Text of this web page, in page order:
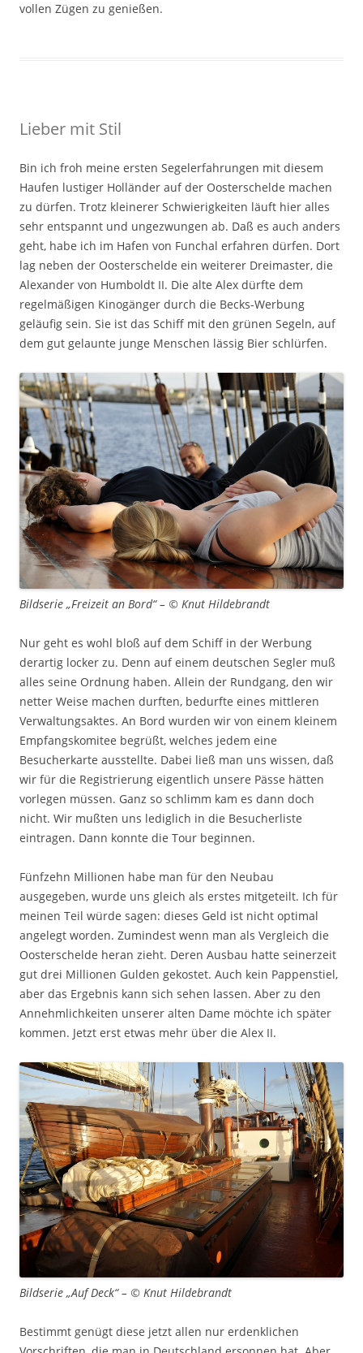
vollen Zügen zu genießen.
Lieber mit Stil
Bin ich froh meine ersten Segelerfahrungen mit diesem
Haufen lustiger Holländer auf der Oosterschelde machen
zu dürfen. Trotz kleinerer Schwierigkeiten läuft hier alles
sehr entspannt und ungezwungen ab. Daß es auch anders
geht, habe ich im Hafen von Funchal erfahren dürfen. Dort
lag neben der Oosterschelde ein weiterer Dreimaster, die
Alexander von Humboldt II. Die alte Alex dürfte dem
regelmäßigen Kinogänger durch die Becks-Werbung
geläufig sein. Sie ist das Schiff mit den grünen Segeln, auf
dem gut gelaunte junge Menschen lässig Bier schlürfen.
Bildserie „Freizeit an Bord“ – © Knut Hildebrandt
Nur geht es wohl bloß auf dem Schiff in der Werbung
derartig locker zu. Denn auf einem deutschen Segler muß
alles seine Ordnung haben. Allein der Rundgang, den wir
netter Weise machen durften, bedurfte eines mittleren
Verwaltungsaktes. An Bord wurden wir von einem kleinem
Empfangskomitee begrüßt, welches jedem eine
Besucherkarte ausstellte. Dabei ließ man uns wissen, daß
wir für die Registrierung eigentlich unsere Pässe hätten
vorlegen müssen. Ganz so schlimm kam es dann doch
nicht. Wir mußten uns lediglich in die Besucherliste
eintragen. Dann konnte die Tour beginnen.
Fünfzehn Millionen habe man für den Neubau
ausgegeben, wurde uns gleich als erstes mitgeteilt. Ich für
meinen Teil würde sagen: dieses Geld ist nicht optimal
angelegt worden. Zumindest wenn man als Vergleich die
Oosterschelde heran zieht. Deren Ausbau hatte seinerzeit
gut drei Millionen Gulden gekostet. Auch kein Pappenstiel,
aber das Ergebnis kann sich sehen lassen. Aber zu den
Annehmlichkeiten unserer alten Dame möchte ich später
kommen. Jetzt erst etwas mehr über die Alex II.
Bildserie „Auf Deck“ – © Knut Hildebrandt
Bestimmt genügt diese jetzt allen nur erdenklichen